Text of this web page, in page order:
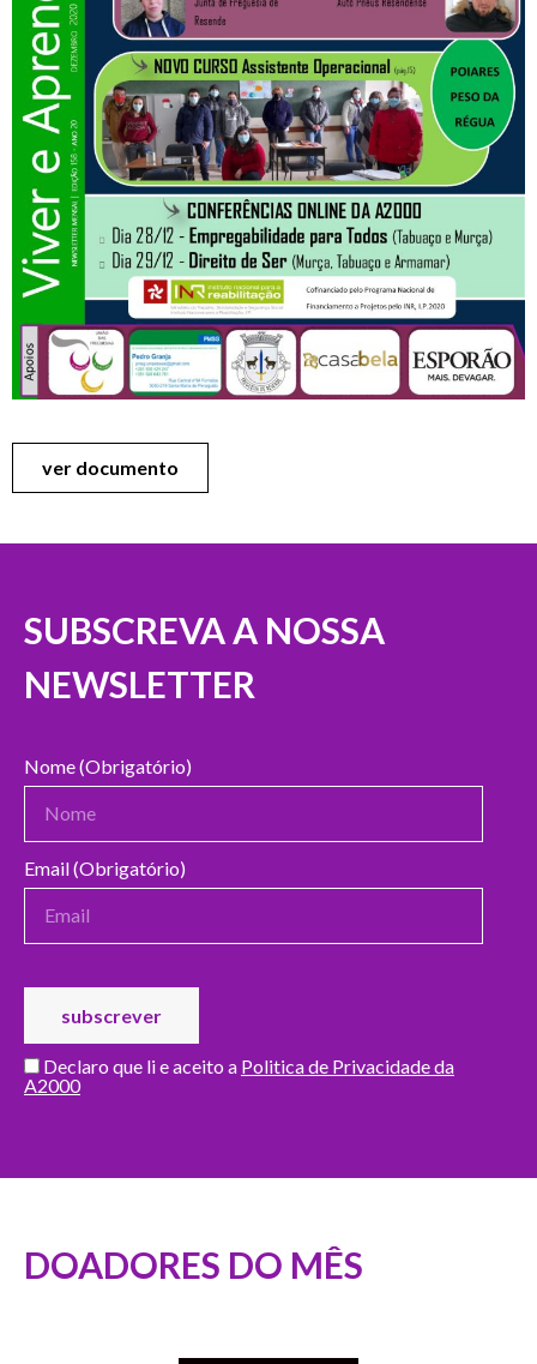
ver documento
SUBSCREVA A NOSSA
NEWSLETTER
Nome (Obrigatório)
Email (Obrigatório)
Declaro que li e aceito a Politica de Privacidade da
A2000
DOADORES DO MÊS